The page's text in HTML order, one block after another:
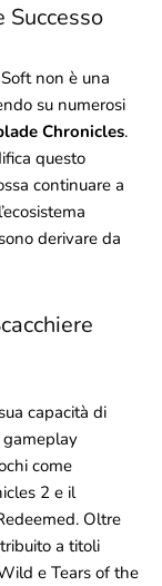
Successo
non è una
su numerosi
Chronicles.
questo
continuare a
derivare da
capacità di
gameplay
come
2 e il
Oltre
a titoli
e Tears of the